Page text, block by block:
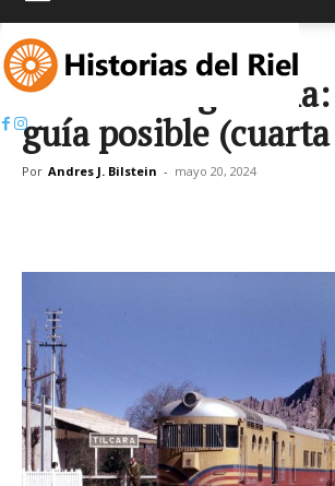
Inicio
Ganz en
guía posible
Por Andres J. Bilstein - mayo 20, 2024